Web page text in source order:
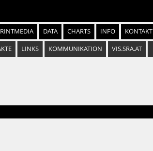
DATA CHARTS INFO KONTAKT
LINKS KOMMUNIKATION VIS.SRA.AT